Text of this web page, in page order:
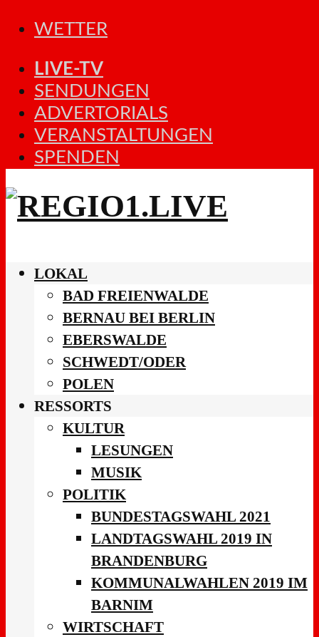
WETTER
LIVE-TV
SENDUNGEN
ADVERTORIALS
VERANSTALTUNGEN
SPENDEN
LOKAL
BAD FREIENWALDE
BERNAU BEI BERLIN
EBERSWALDE
SCHWEDT/ODER
POLEN
RESSORTS
KULTUR
LESUNGEN
MUSIK
POLITIK
BUNDESTAGSWAHL 2021
LANDTAGSWAHL 2019 IN
BRANDENBURG
KOMMUNALWAHLEN 2019 IM
BARNIM
WIRTSCHAFT